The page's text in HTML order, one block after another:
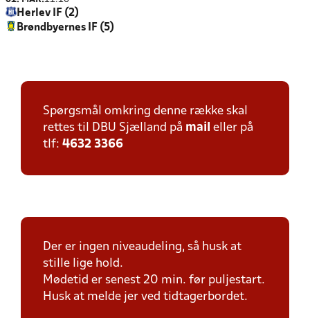
Herlev IF (2)
Brøndbyernes IF (5)
Spørgsmål omkring denne række skal
rettes til DBU Sjælland på mail eller på
tlf: 4632 3366
Der er ingen niveaudeling, så husk at
stille lige hold.
Mødetid er senest 20 min. før puljestart.
Husk at melde jer ved tidtagerbordet.